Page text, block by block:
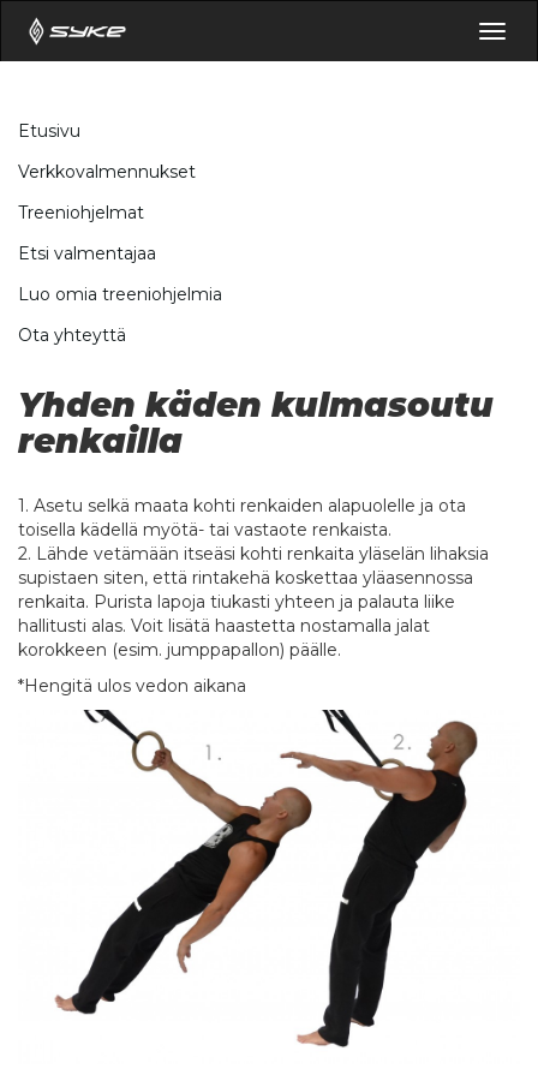
Etusivu
Verkkovalmennukset
Treeniohjelmat
Etsi valmentajaa
Luo omia treeniohjelmia
Ota yhteyttä
Yhden käden kulmasoutu
renkailla
1. Asetu selkä maata kohti renkaiden alapuolelle ja ota
toisella kädellä myötä- tai vastaote renkaista.
2. Lähde vetämään itseäsi kohti renkaita yläselän lihaksia
supistaen siten, että rintakehä koskettaa yläasennossa
renkaita. Purista lapoja tiukasti yhteen ja palauta liike
hallitusti alas. Voit lisätä haastetta nostamalla jalat
korokkeen (esim. jumppapallon) päälle.
*Hengitä ulos vedon aikana